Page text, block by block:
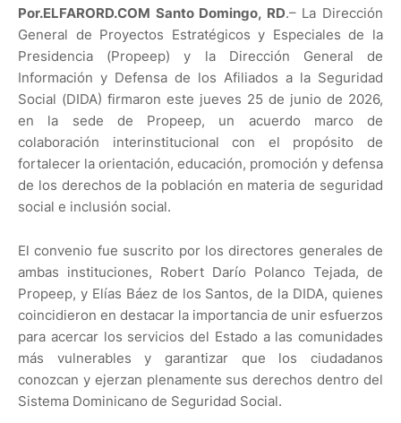
Por.ELFARORD.COM Santo Domingo, RD.– La Dirección
General de Proyectos Estratégicos y Especiales de la
Presidencia (Propeep) y la Dirección General de
Información y Defensa de los Afiliados a la Seguridad
Social (DIDA) firmaron este jueves 25 de junio de 2026,
en la sede de Propeep, un acuerdo marco de
colaboración interinstitucional con el propósito de
fortalecer la orientación, educación, promoción y defensa
de los derechos de la población en materia de seguridad
social e inclusión social.
El convenio fue suscrito por los directores generales de
ambas instituciones, Robert Darío Polanco Tejada, de
Propeep, y Elías Báez de los Santos, de la DIDA, quienes
coincidieron en destacar la importancia de unir esfuerzos
para acercar los servicios del Estado a las comunidades
más vulnerables y garantizar que los ciudadanos
conozcan y ejerzan plenamente sus derechos dentro del
Sistema Dominicano de Seguridad Social.